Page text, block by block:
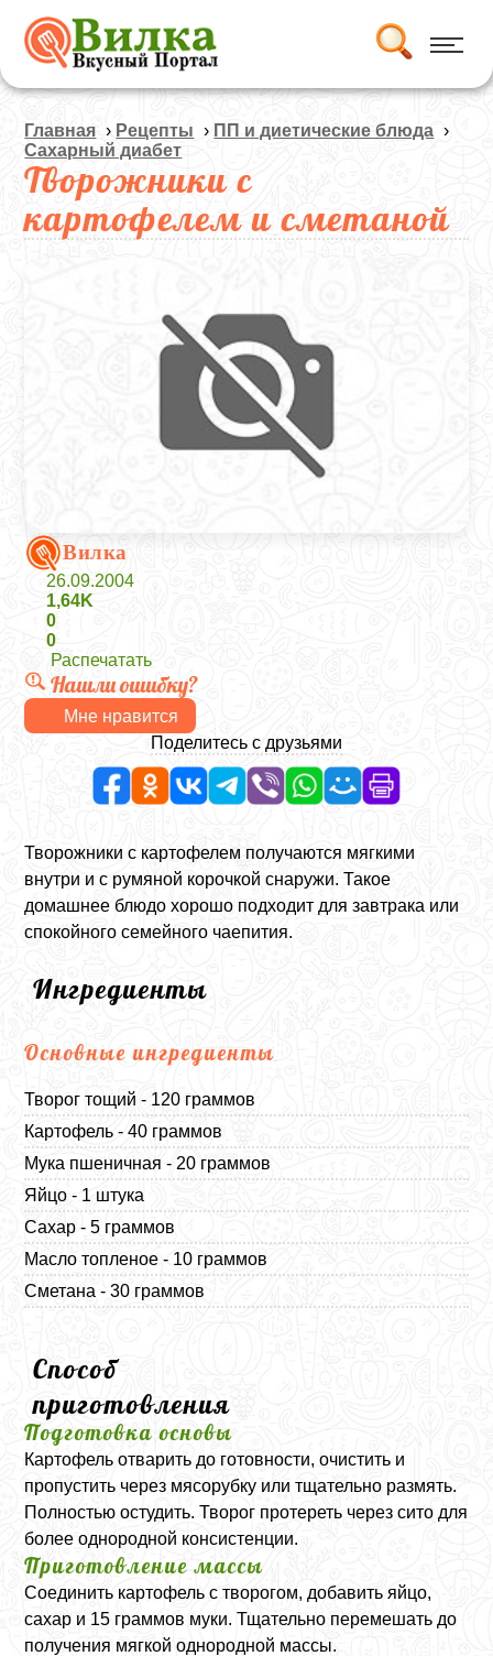
Главная › Рецепты › ПП и диетические блюда ›
Сахарный диабет
Творожники с
картофелем и сметаной
Вилка
26.09.2004
1,64K
0
0
Распечатать
Нашли ошибку?
Мне нравится
Поделитесь с друзьями
Творожники с картофелем получаются мягкими
внутри и с румяной корочкой снаружи. Такое
домашнее блюдо хорошо подходит для завтрака или
спокойного семейного чаепития.
Ингредиенты
Основные ингредиенты
Творог тощий - 120 граммов
Картофель - 40 граммов
Мука пшеничная - 20 граммов
Яйцо - 1 штука
Сахар - 5 граммов
Масло топленое - 10 граммов
Сметана - 30 граммов
Способ
приготовления
Подготовка основы
Картофель отварить до готовности, очистить и
пропустить через мясорубку или тщательно размять.
Полностью остудить. Творог протереть через сито для
более однородной консистенции.
Приготовление массы
Соединить картофель с творогом, добавить яйцо,
сахар и 15 граммов муки. Тщательно перемешать до
получения мягкой однородной массы.